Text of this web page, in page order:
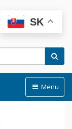
Menu
SK